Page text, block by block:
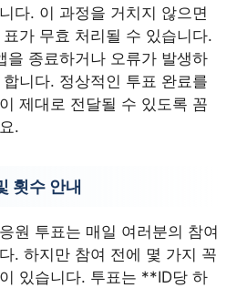
다. 이 과정을 거치지 않으면
가 무효 처리될 수 있습니다.
을 종료하거나 오류가 발생하
니다. 정상적인 투표 완료를
제대로 전달될 수 있도록 꼼
.
횟수 안내
원 투표는 매일 여러분의 참여
. 하지만 참여 전에 몇 가지 꼭
있습니다. 투표는 **ID당 하